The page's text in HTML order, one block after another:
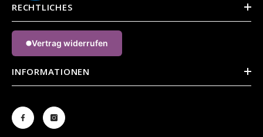
RECHTLICHES
Vertrag widerrufen
INFORMATIONEN